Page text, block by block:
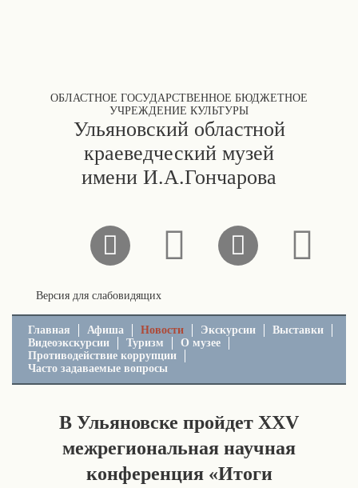
ОБЛАСТНОЕ ГОСУДАРСТВЕННОЕ БЮДЖЕТНОЕ
УЧРЕЖДЕНИЕ КУЛЬТУРЫ
Ульяновский областной
краеведческий музей
имени И.А.Гончарова
Версия для слабовидящих
Главная Афиша Новости Экскурсии
Выставки
Видеоэкскурсии
Туризм
О музее
Противодействие коррупции
Часто задаваемые вопросы
В Ульяновске пройдет XXV
межрегиональная научная
конференция «Итоги